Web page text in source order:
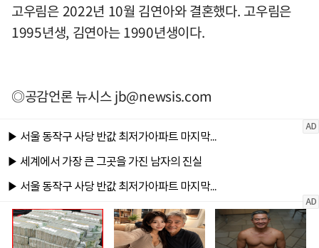
고우림은 2022년 10월 김연아와 결혼했다. 고우림은
1995년생, 김연아는 1990년생이다.
◎공감언론 뉴시스jb@newsis.com